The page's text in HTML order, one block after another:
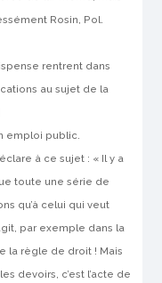
Rosin, Pol.
rentrent dans
au sujet de la
emploi public.
à ce sujet : « Il y a
toute une série de
qu’à celui qui veut
par exemple dans la
la règle de droit ! Mais
devoirs, c’est l’acte de